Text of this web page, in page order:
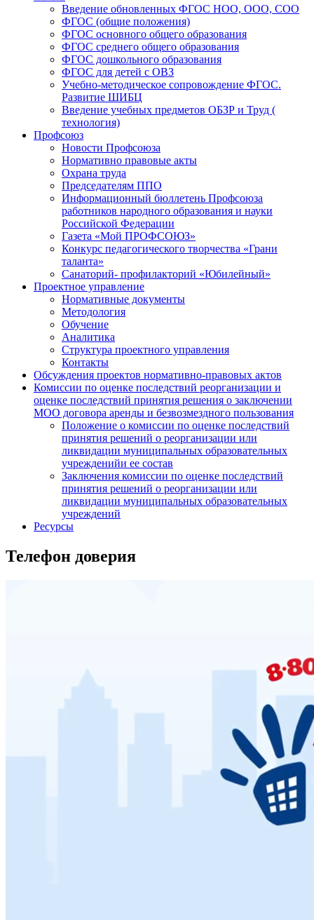
Введение обновленных ФГОС НОО, ООО, СОО
ФГОС (общие положения)
ФГОС основного общего образования
ФГОС среднего общего образования
ФГОС дошкольного образования
ФГОС для детей с ОВЗ
Учебно-методическое сопровождение ФГОС.
Развитие ШИБЦ
Введение учебных предметов ОБЗР и Труд (
технология)
Профсоюз
Новости Профсоюза
Нормативно правовые акты
Охрана труда
Председателям ППО
Информационный бюллетень Профсоюза
работников народного образования и науки
Российской Федерации
Газета «Мой ПРОФСОЮЗ»
Конкурс педагогического творчества «Грани
таланта»
Санаторий- профилакторий «Юбилейный»
Проектное управление
Нормативные документы
Методология
Обучение
Аналитика
Структура проектного управления
Контакты
Обсуждения проектов нормативно-правовых актов
Комиссии по оценке последствий реорганизации и
оценке последствий принятия решения о заключении
МОО договора аренды и безвозмездного пользования
Положение о комиссии по оценке последствий
принятия решений о реорганизации или
ликвидации муниципальных образовательных
учрежденийи ее состав
Заключения комиссии по оценке последствий
принятия решений о реорганизации или
ликвидации муниципальных образовательных
учреждений
Ресурсы
Телефон доверия